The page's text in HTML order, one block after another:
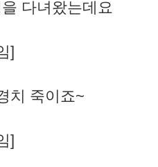
다녀왔는데요
]
치 죽이죠~
]